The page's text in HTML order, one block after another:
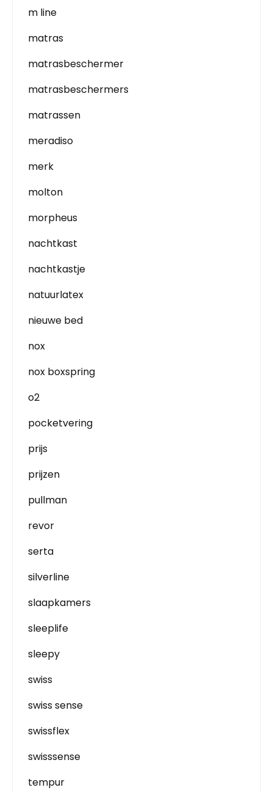
m line
matras
matrasbeschermer
matrasbeschermers
matrassen
meradiso
merk
molton
morpheus
nachtkast
nachtkastje
natuurlatex
nieuwe bed
nox
nox boxspring
o2
pocketvering
prijs
prijzen
pullman
revor
serta
silverline
slaapkamers
sleeplife
sleepy
swiss
swiss sense
swissflex
swisssense
tempur